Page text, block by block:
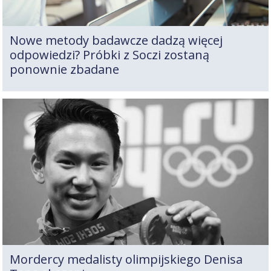
Nowe metody badawcze dadzą więcej
odpowiedzi? Próbki z Soczi zostaną
ponownie zbadane
Mordercy medalisty olimpijskiego Denisa